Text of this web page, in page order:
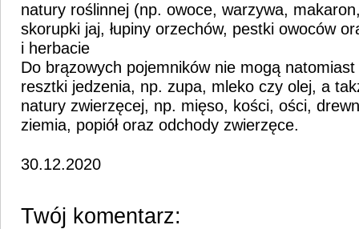
natury roślinnej (np. owoce, warzywa,
skorupki jaj, łupiny orzechów, pestki owoców
i herbacie
Do brązowych pojemników nie mogą natomiast
resztki jedzenia, np. zupa, mleko czy olej, a
natury zwierzęcej, np. mięso, kości, ości,
ziemia, popiół oraz odchody zwierzęce.
30.12.2020
Twój komentarz: